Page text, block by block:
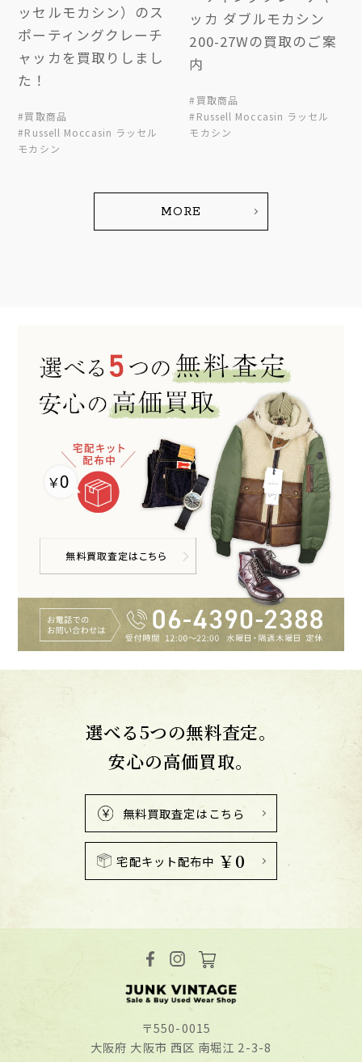
ッセルモカシン）のス
ポーティングクレーチ
ャッカを買取りしまし
た！
#買取商品
#Russell Moccasin ラッセル
モカシン
ッカ ダブルモカシン
200-27Wの買取のご案
内
#買取商品
#Russell Moccasin ラッセル
モカシン
MORE
選べる5つの無料査定。
安心の高価買取。
無料買取査定はこちら
宅配キット配布中 ￥0
〒550-0015
⼤阪府 ⼤阪市 ⻄区 南堀江 2-3-8